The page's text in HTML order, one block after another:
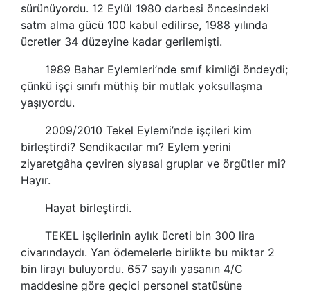
sürünüyordu. 12 Eylül 1980 darbesi öncesindeki
satm alma gücü 100 kabul edilirse, 1988 yılında
ücretler 34 düzeyine kadar gerilemişti.
1989 Bahar Eylemleri’nde smıf kimliği öndeydi;
çünkü işçi sınıfı müthiş bir mutlak yoksullaşma
yaşıyordu.
2009/2010 Tekel Eylemi’nde işçileri kim
birleştirdi? Sendikacılar mı? Eylem yerini
ziyaretgâha çeviren siyasal gruplar ve örgütler mi?
Hayır.
Hayat birleştirdi.
TEKEL işçilerinin aylık ücreti bin 300 lira
civarındaydı. Yan ödemelerle birlikte bu miktar 2
bin lirayı buluyordu. 657 sayılı yasanın 4/C
maddesine göre geçici personel statüsüne